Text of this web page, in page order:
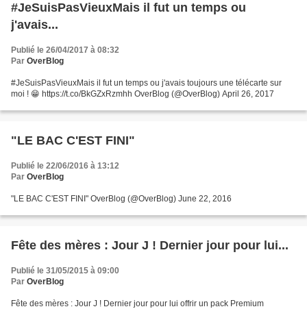
#JeSuisPasVieuxMais il fut un temps ou
j'avais...
Publié le 26/04/2017 à 08:32
Par OverBlog
#JeSuisPasVieuxMais il fut un temps ou j'avais toujours une télécarte sur
moi ! 😁 https://t.co/BkGZxRzmhh OverBlog (@OverBlog) April 26, 2017
"LE BAC C'EST FINI"
Publié le 22/06/2016 à 13:12
Par OverBlog
"LE BAC C'EST FINI" OverBlog (@OverBlog) June 22, 2016
Fête des mères : Jour J ! Dernier jour pour lui...
Publié le 31/05/2015 à 09:00
Par OverBlog
Fête des mères : Jour J ! Dernier jour pour lui offrir un pack Premium